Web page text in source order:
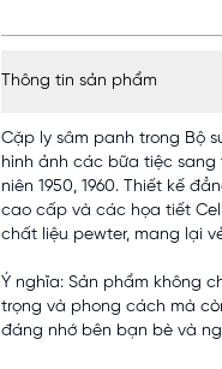
Thông tin sản phẩm
Cặp ly sâm panh trong Bộ
hình ảnh các bữa tiệc
niên 1950, 1960. Thiết kế
cao cấp và các họa tiết
chất liệu pewter, mang lại
Ý nghĩa: Sản phẩm không
trọng và phong cách mà
đáng nhớ bên bạn bè và